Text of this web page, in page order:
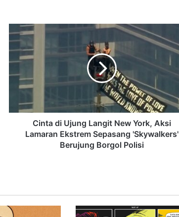
Cinta di Ujung Langit New York, Aksi
Lamaran Ekstrem Sepasang 'Skywalkers'
Berujung Borgol Polisi